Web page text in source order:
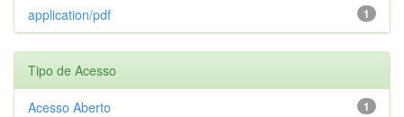
1
application/pdf
Tipo de Acesso
1
Acesso Aberto